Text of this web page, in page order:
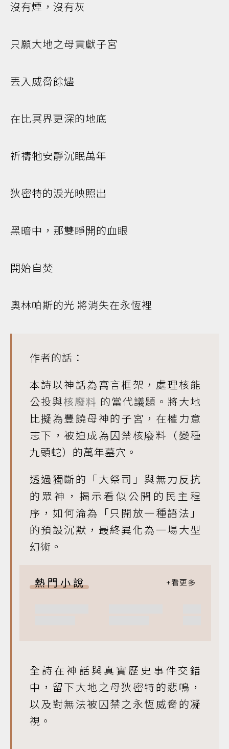
沒有煙，沒有灰
只願大地之母貢獻子宮
丟入威脅餘燼
在比冥界更深的地底
祈禱牠安靜沉眠萬年
狄密特的淚光映照出
黑暗中，那雙睜開的血眼
開始自焚
奧林帕斯的光 將消失在永恆裡
作者的話：
本詩以神話為寓言框架，處理核能
公投與核廢料 的當代議題。將大地
比擬為豐饒母神的子宮，在權力意
志下，被迫成為囚禁核廢料（變種
九頭蛇）的萬年墓穴。
透過獨斷的「大祭司」與無力反抗
的眾神，揭示看似公開的民主程
序，如何淪為「只開放一種語法」
的預設沉默，最終異化為一場大型
幻術。
熱門小說
全詩在神話與真實歷史事件交錯
中，留下大地之母狄密特的悲鳴，
以及對無法被囚禁之永恆威脅的凝
視。